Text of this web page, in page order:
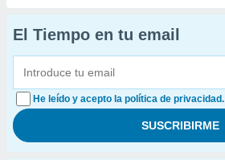
El Tiempo en tu email
He leído y acepto la política de privacidad.